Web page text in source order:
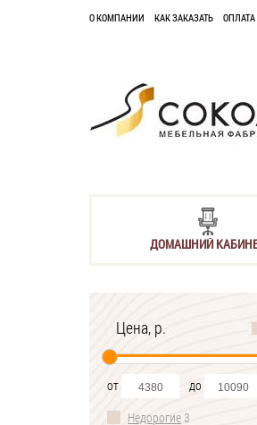
О КОМПАНИИ КАК ЗАКАЗАТЬ ОПЛАТА
ДОМАШНИЙ
Цена, р.
от
до
Недорогие3